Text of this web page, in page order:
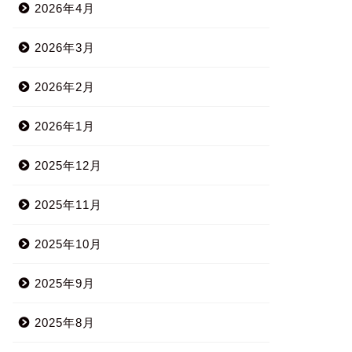
2026年4月
2026年3月
2026年2月
2026年1月
2025年12月
2025年11月
2025年10月
2025年9月
2025年8月